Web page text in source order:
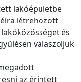
lakóépületbe
létrehozott
és
válaszoljuk
az érintett